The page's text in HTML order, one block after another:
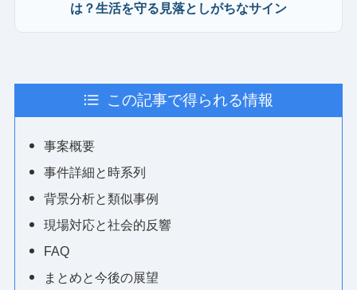
は？生活を守る見落としがちなサイン
この記事で得られる情報
事案概要
事件詳細と時系列
背景分析と類似事例
現場対応と社会的反響
FAQ
まとめと今後の展望